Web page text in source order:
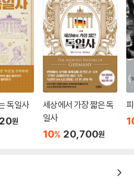
. … 새폴스키 교수는 이렇게 말한
가 인생에서 살인자가 될 가능성이
녀가 되는 데 삶을 바칠 가능성도
교를 창시할 생각이라면 그때가
선단체에 기부해 부모를 기가 막
오의 이데올로기를 받아들이고자
적인 상태다.
중에서
집단적 사고(group think)의 경향
한다. 특히 압박 속에서 결정을 내
학 연구의 결과를 이용해 히틀러
의 마음까지 파고든다는 것이다.
로써 “(나치) 당원증을 지닌 자들
른 자들의 심리”가 시간의 흐름 속
수당에 불과했던 나치가 집권하여
이 활용한 심리 전략이 있다. 저자
리학과 진화심리학을 근거로 제시
향, 손실회피 같은 인지편향의 심리
잘 받은 국민들이 어떻게 나치즘
다.
독일사
원
세상에서 가장 짧은 독
일사
10% 20,700원